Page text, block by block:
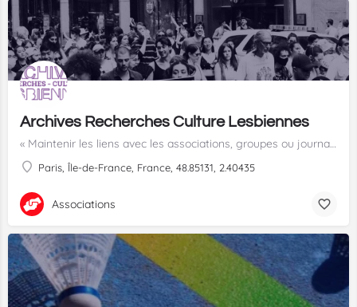
Archives Recherches Culture Lesbiennes
« Maintenir les liens avec les associations, groupes ou journaux au niveau international est un travail…
Paris, Île-de-France, France, 48.85131, 2.40435
Associations